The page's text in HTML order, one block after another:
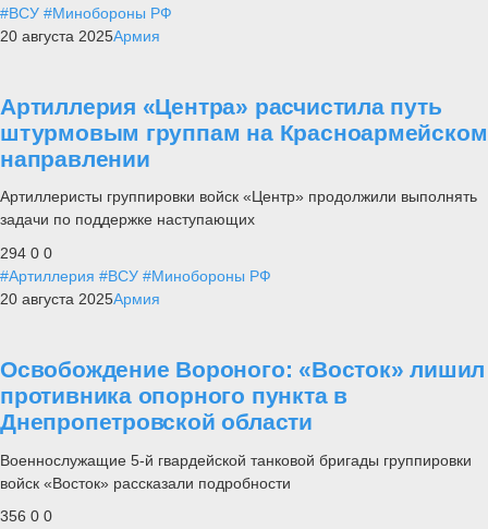
#ВСУ #Минобороны РФ
20 августа 2025Армия
Артиллерия «Центра» расчистила путь
штурмовым группам на Красноармейском
направлении
Артиллеристы группировки войск «Центр» продолжили выполнять
задачи по поддержке наступающих
294 0 0
#Артиллерия #ВСУ #Минобороны РФ
20 августа 2025Армия
Освобождение Вороного: «Восток» лишил
противника опорного пункта в
Днепропетровской области
Военнослужащие 5-й гвардейской танковой бригады группировки
войск «Восток» рассказали подробности
356 0 0